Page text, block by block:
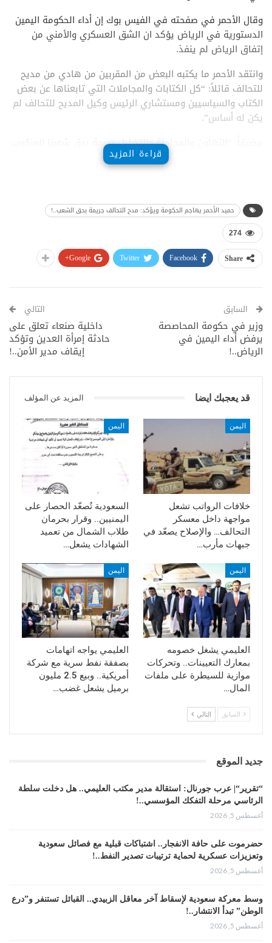
وقال الأحمر في صفحته في الفيس بوك إن أداء الحكومة اليمين
الدستورية في الرياض يؤكد ان الشق العسكري والأمني من
إتفاق الرياض لم ينفذ.
وانتقد الأحمر ما يكتبه البعض من المقربين من هادي من مديح
للتحالف قائلاً: “كل الكتابات والمجاملات التي تابعناها عن بعض
الكتاب والسياسيين ومستشاري الرئيس وكيل المديح للتحالف لم
يكن له أساس”.
مضيفاً: “التهاون والمجاملة والتضليل جريمة بحق شعبنا المنكوب.
قراءة المزيد
حميد الأحمر يهاجم الحكومة ويؤكد: مدح التحالف جريمة بحق الشعب..!
274
Share
Facebook
Twitter
Google+
السابق
وزير في حكومة المحاصصة
يرفض أداء اليمين في
الرياض..!
التالي
داخلية صنعاء تعلق على
حادثة إمرأة العدين وتؤكد
إيقاف مدير الأمن..!
قد يعجبك ايضا المزيد عن المؤلف
اليمن
خلافات الرواتب تشعل
مواجهة داخل معسكر
التحالف… والإصلاح يصعّد في
جبهات مأرب…
اليمن
السعودية تُصعّد الحصار على
اليمنيين.. وقرار بحرمان
طلاب الشمال من تعميد
الشهادات يشعل…
اليمن
العليمي يشغل خصومه
بمعارك التعيينات.. وتحركات
موازية للسيطرة على ملفات
المال…
اليمن
العليمي يواجه اتهامات
بصفقة نفط سرية مع شركة
أمريكية.. وبيع 2.5 مليون
برميل يشعل غضب…
السابق التالي
جديد الموقع
“تقرير“| عرب جورنال: استقالة مدير مكتب العليمي.. هل دخلت سلطة
الرئاسي مرحلة التفكك المؤسسي..!
أغسطس 5, 2026
حضرموت على حافة الانفجار.. اشتباكات قبلية مع فصائل سعودية
وتعزيزات عسكرية لحماية ترتيبات تصدير النفط..!
أغسطس 5, 2026
وسط معركة سعودية لإسقاط آخر معاقل الزبيدي.. القبائل تستنفر و”درع
الوطن” تبدأ الانتشار..!
أغسطس 5, 2026